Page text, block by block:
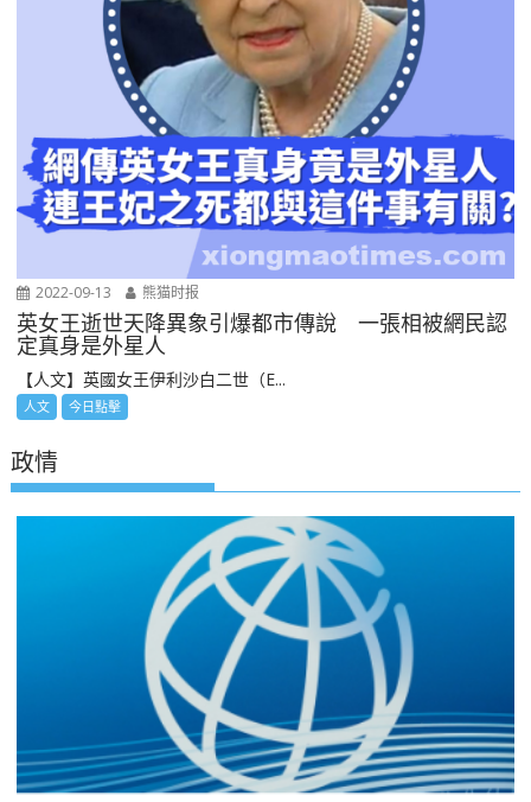
2022-09-13 熊猫时报
英女王逝世天降異象引爆都市傳說 一張相被網民認
定真身是外星人
【人文】英國女王伊利沙白二世（E...
人文 今日點擊
政情